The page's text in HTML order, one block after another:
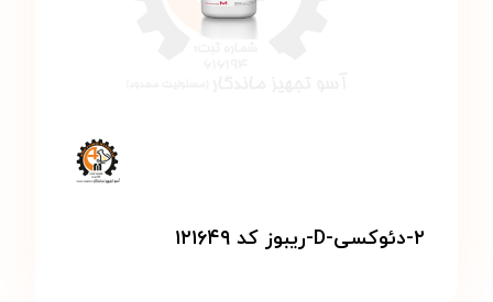
۲-دئوکسی-D-ریبوز کد ۱۲۱۶۴۹